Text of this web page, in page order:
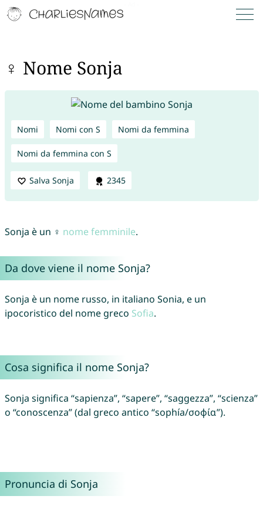
♀ Nome Sonja
Nomi Nomi con S Nomi da femmina
Nomi da femmina con S
Salva Sonja 2345
Sonja è un ♀ nome femminile.
Da dove viene il nome Sonja?
Sonja è un nome russo, in italiano Sonia, e un
ipocoristico del nome greco Sofia.
Cosa significa il nome Sonja?
Sonja significa “sapienza”, “sapere”, “saggezza”, “scienza”
o “conoscenza” (dal greco antico “sophía/σοφία”).
Pronuncia di Sonja